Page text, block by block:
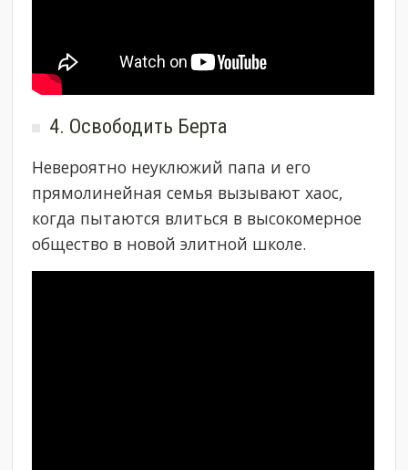
4. Освободить Берта
Невероятно неуклюжий папа и его
прямолинейная семья вызывают хаос,
когда пытаются влиться в высокомерное
общество в новой элитной школе.